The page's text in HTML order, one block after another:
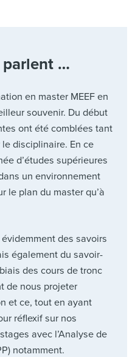
parlent …
en master MEEF en
souvenir. Du début
ont été comblées tant
disciplinaire. En ce
d’études supérieures
un environnement
le plan du master qu’à
des savoirs
également du savoir-
des cours de tronc
de nous projeter
et ce, tout en ayant
réflexif sur nos
avec l’Analyse de
notamment.